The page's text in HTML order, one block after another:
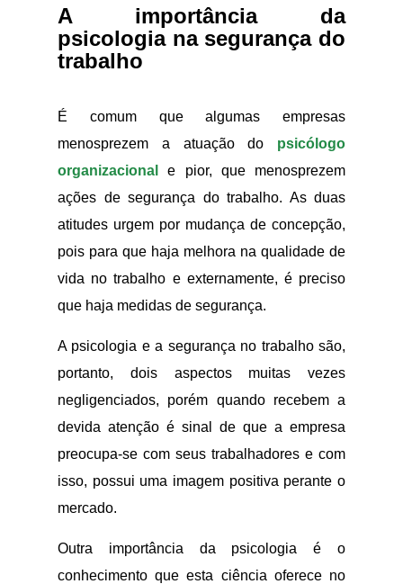
A importância da
psicologia na segurança do
trabalho
É comum que algumas empresas
menosprezem a atuação do psicólogo
organizacional
e pior, que menosprezem
ações de segurança do trabalho. As duas
atitudes urgem por mudança de concepção,
pois para que haja melhora na qualidade de
vida no trabalho e externamente, é preciso
que haja medidas de segurança.
A psicologia e a segurança no trabalho são,
portanto, dois aspectos muitas vezes
negligenciados, porém quando recebem a
devida atenção é sinal de que a empresa
preocupa-se com seus trabalhadores e com
isso, possui uma imagem positiva perante o
mercado.
Outra importância da psicologia é o
conhecimento que esta ciência oferece no